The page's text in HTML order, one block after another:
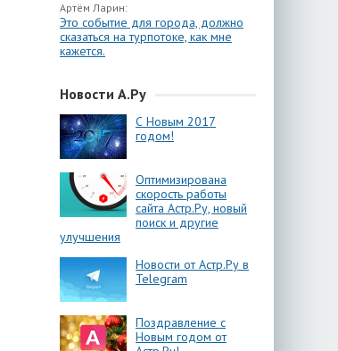
Артём Ларин:
Это событие для города, должно
сказаться на турпотоке, как мне
кажется.
Новости А.Ру
С Новым 2017
годом!
Оптимизирована
скорость работы
сайта Астр.Ру, новый
поиск и другие
улучшения
Новости от Астр.Ру в
Telegram
Поздравление с
Новым годом от